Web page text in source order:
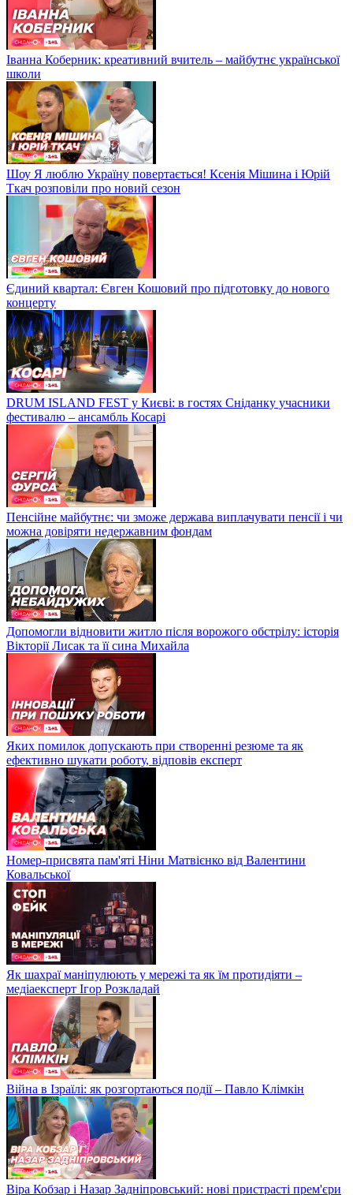
Іванна Коберник: креативний вчитель – майбутнє української
школи
Шоу Я люблю Україну повертається! Ксенія Мішина і Юрій
Ткач розповіли про новий сезон
Єдиний квартал: Євген Кошовий про підготовку до нового
концерту
DRUM ISLAND FEST у Києві: в гостях Сніданку учасники
фестивалю – ансамбль Косарі
Пенсійне майбутнє: чи зможе держава виплачувати пенсії і чи
можна довіряти недержавним фондам
Допомогли відновити житло після ворожого обстрілу: історія
Вікторії Лисак та її сина Михайла
Яких помилок допускають при створенні резюме та як
ефективно шукати роботу, відповів експерт
Номер-присвята пам'яті Ніни Матвієнко від Валентини
Ковальської
Як шахраї маніпулюють у мережі та як їм протидіяти –
медіаексперт Ігор Розкладай
Війна в Ізраїлі: як розгортаються події – Павло Клімкін
Віра Кобзар і Назар Задніпровський: нові пристрасті прем'єри